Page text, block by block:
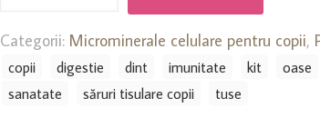
Esențial
Săruri
Tisulare
Categorii: Microminerale celulare pentru copii,
copii
digestie dint imunitate kit oase
sanatate
săruri tisulare copii tuse